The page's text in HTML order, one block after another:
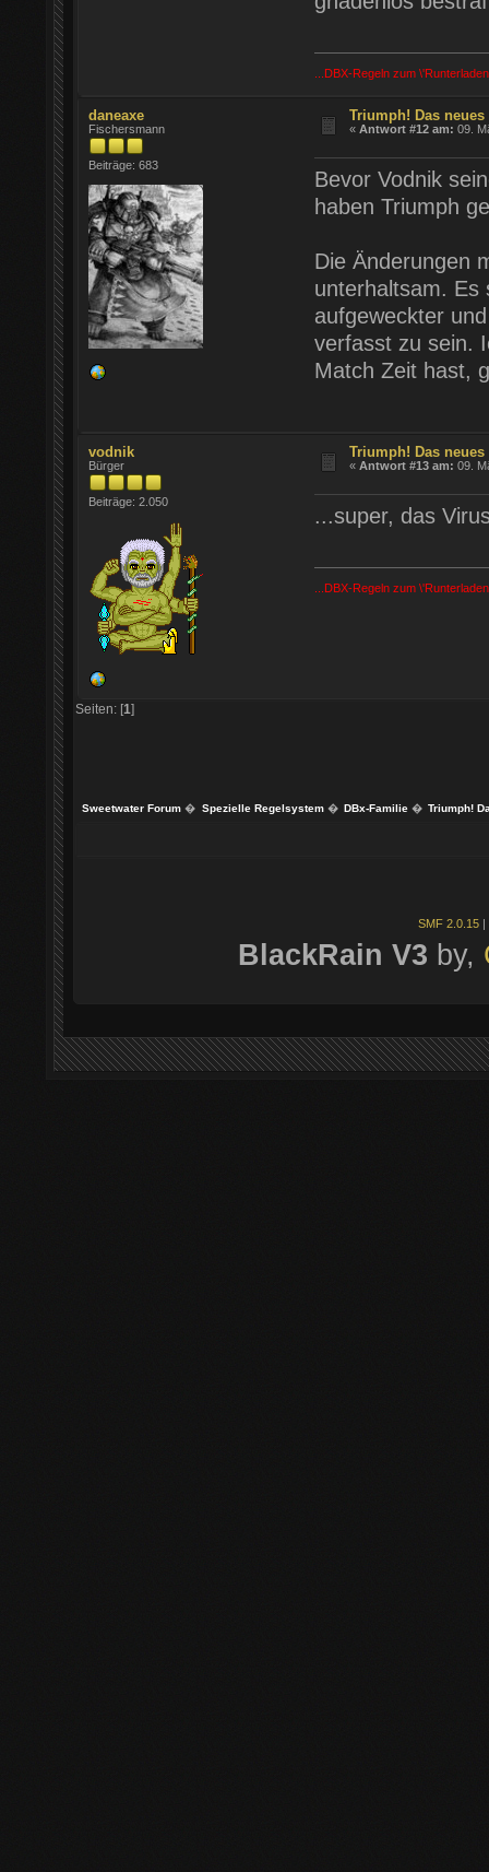
...DBX-Regeln zum
daneaxe
Fischersmann
Beiträge: 683
Triumph! Das
«Antwort #12 am: 09.
Bevor Vodnik
haben Triumph
Die Änderungen
unterhaltsam. Es
aufgeweckter
verfasst zu sein.
Match Zeit hast,
vodnik
Bürger
Beiträge: 2.050
Triumph! Das
«Antwort #13 am: 09.
...super, das
...DBX-Regeln zum
Seiten: [1]
Sweetwater Forum � Spezielle Regelsystem� DBx-Familie� Triumph!
SMF 2.0.15
BlackRain V3 by,